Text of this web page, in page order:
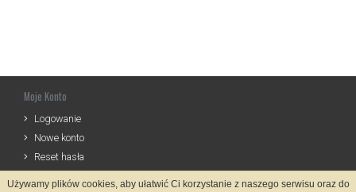
Moje Konto
Logowanie
Nowe konto
Reset hasła
Używamy plików cookies, aby ułatwić Ci korzystanie z naszego serwisu oraz do